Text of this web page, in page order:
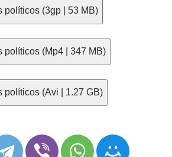
políticos (3gp | 53 MB)
políticos (Mp4 | 347 MB)
políticos (Avi | 1.27 GB)